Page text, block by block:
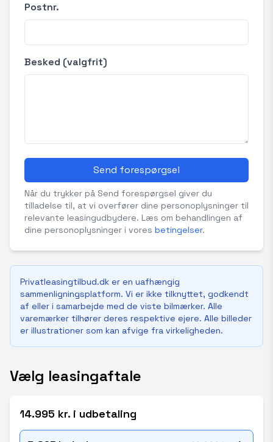
Postnr.
Besked (valgfrit)
Send forespørgsel
Når du trykker på Send forespørgsel giver du
tilladelse til, at vi overfører dine personoplysninger til
relevante leasingudbydere. Læs om behandlingen af
dine personoplysninger i vores betingelser.
Privatleasingtilbud.dk er en uafhængig
sammenligningsplatform. Vi er ikke tilknyttet, godkendt
af eller i samarbejde med de viste bilmærker. Alle
varemærker tilhører deres respektive ejere. Alle billeder
er illustrationer som kan afvige fra virkeligheden.
Vælg leasingaftale
14.995 kr. i udbetaling